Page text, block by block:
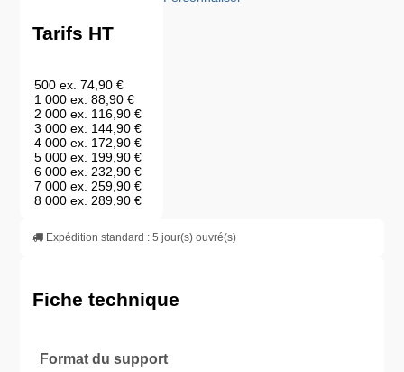
Tarifs HT
500 ex.74,90 €
1 000 ex.88,90 €
2 000 ex. 116,90 €
3 000 ex. 144,90 €
4 000 ex. 172,90 €
5 000 ex. 199,90 €
6 000 ex. 232,90 €
7 000 ex. 259,90 €
8 000 ex. 289,90 €
10 000 ex.
Expédition standard : 5 jour(s) ouvré(s)
Fiche technique
Format du support